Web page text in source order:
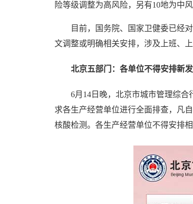
险等级调整为高风险，另有10地为中风
目前，国务院、国家卫健委已经对
文调整或明确相关安排，涉及上班、上
北京五部门：各单位不得安排新发
6月14日晚，北京市城市管理综合
求各生产经营单位进行全面排查，凡
核酸检测。各生产经营单位不得安排